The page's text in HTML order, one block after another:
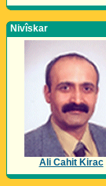
Nivîskar
Ali Cahit Kirac